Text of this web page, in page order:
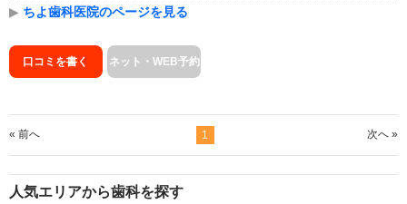
▶ ちよ歯科医院のページを見る
口コミを書く ネット・WEB予約
« 前へ 1 次へ »
人気エリアから歯科を探す